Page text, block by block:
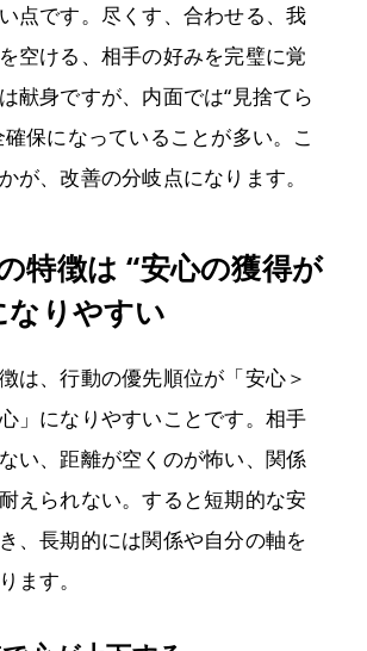
点です。尽くす、合わせる、我
空ける、相手の好みを完璧に覚
献身ですが、内面では“見捨てら
保になっていることが多い。こ
が、改善の分岐点になります。
特徴は “安心の獲得が
なりやすい
は、行動の優先順位が「安心＞
」になりやすいことです。相手
い、距離が空くのが怖い、関係
えられない。すると短期的な安
、長期的には関係や自分の軸を
ます。